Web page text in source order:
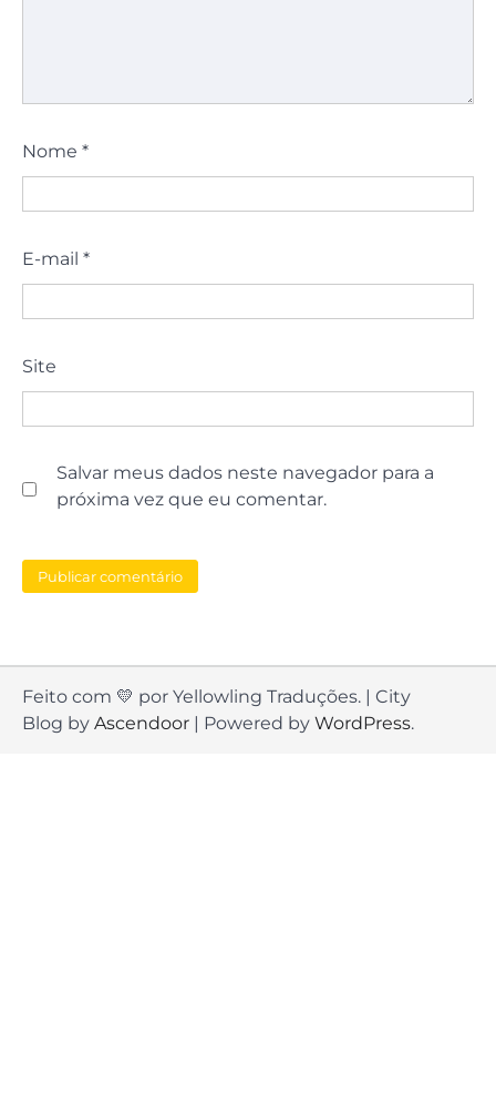
Nome *
E-mail *
Site
Salvar meus dados neste navegador para a
próxima vez que eu comentar.
Feito com 💛 por Yellowling Traduções. | City
Blog by Ascendoor | Powered by WordPress.